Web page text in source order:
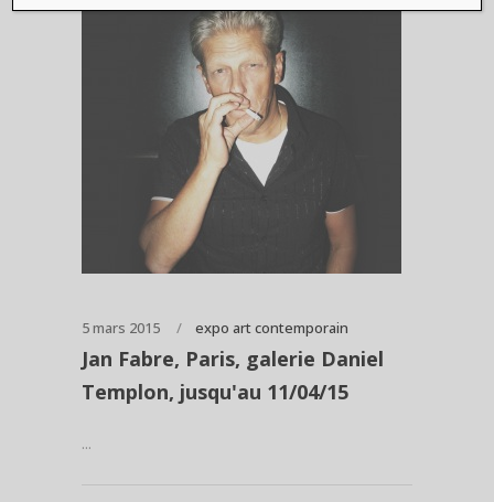
5 mars 2015 expo art contemporain
Jan Fabre, Paris, galerie Daniel
Templon, jusqu'au 11/04/15
...